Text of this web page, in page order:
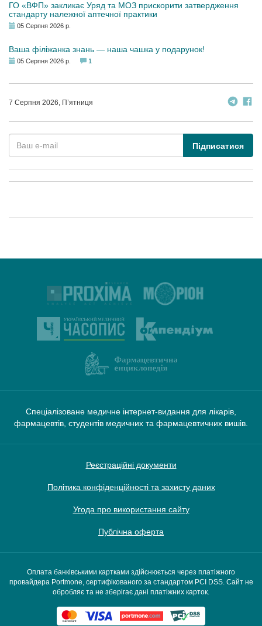
ГО «ВФП» закликає Уряд та МОЗ прискорити затвердження
стандарту належної аптечної практики
05 Серпня 2026 р.
Ваша філіжанка знань — наша чашка у подарунок!
05 Серпня 2026 р. 1
7 Серпня 2026, П’ятниця
Підписатися
Спеціалізоване медичне інтернет-видання для лікарів,
фармацевтів, студентів медичних та фармацевтичних вишів.
Реєстраційні документи
Політика конфіденційності та захисту даних
Угода про використання сайту
Публічна оферта
Оплата банківськими картками здійснюється через платіжного
провайдера Portmone, сертифікованого за стандартом PCI DSS. Сайт не
обробляє та не зберігає дані платіжних карток.